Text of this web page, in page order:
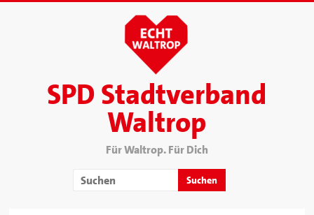
SPD Stadtverband
Waltrop
Für Waltrop. Für Dich